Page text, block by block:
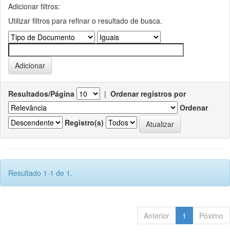
Adicionar filtros:
Utilizar filtros para refinar o resultado de busca.
Resultados/Página | Ordenar registros por
Ordenar
Registro(s)
Resultado 1-1 de 1.
Anterior 1 Póximo